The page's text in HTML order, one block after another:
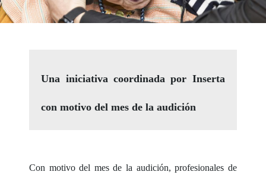
Una iniciativa coordinada por Inserta
con motivo del mes de la audición
Con motivo del mes de la audición, profesionales de